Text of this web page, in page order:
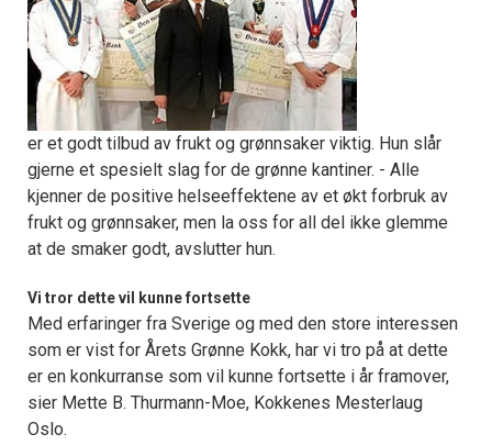
er et godt tilbud av frukt og grønnsaker viktig. Hun slår
gjerne et spesielt slag for de grønne kantiner. - Alle
kjenner de positive helseeffektene av et økt forbruk av
frukt og grønnsaker, men la oss for all del ikke glemme
at de smaker godt, avslutter hun.
Vi tror dette vil kunne fortsette
Med erfaringer fra Sverige og med den store interessen
som er vist for Årets Grønne Kokk, har vi tro på at dette
er en konkurranse som vil kunne fortsette i år framover,
sier Mette B. Thurmann-Moe, Kokkenes Mesterlaug
Oslo.